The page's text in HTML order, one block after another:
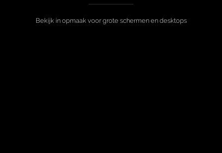
Bekijk in opmaak voor grote schermen en desktops